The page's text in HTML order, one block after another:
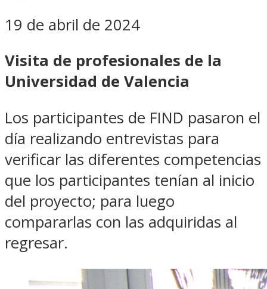
19 de abril de 2024
Visita de profesionales de la
Universidad de Valencia
Los participantes de FIND pasaron el
día realizando entrevistas para
verificar las diferentes competencias
que los participantes tenían al inicio
del proyecto; para luego
compararlas con las adquiridas al
regresar.